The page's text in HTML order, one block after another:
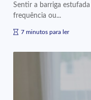
Sentir a barriga
frequência ou...
7 minutos para ler